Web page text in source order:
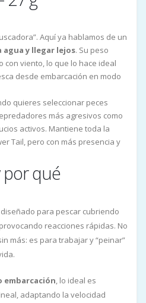
Aquí ya hablamos de un
agua y llegar lejos. Su peso
con viento, lo que lo hace ideal
desde embarcación en modo
quieres seleccionar peces
más agresivos como
activos. Mantiene toda la
Tail, pero con más presencia y
por qué
para pescar cubriendo
reacciones rápidas. No
más: es para trabajar y “peinar”
embarcación, lo ideal es
adaptando la velocidad